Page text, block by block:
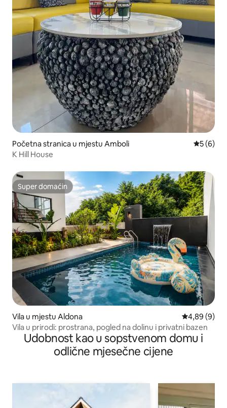
Početna stranica u mjestu Amboli
5 (6)
K Hill House
Super domaćin
Super domaćin
Vila u mjestu Aldona prosječna
4,89 (9)
Vila u prirodi: prostrana, pogled na dolinu i privatni bazen
Udobnost kao u sopstvenom domu i
odlične mjesečne cijene